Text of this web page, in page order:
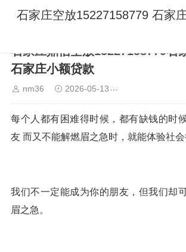
石家庄空放15227158779 石家
石家庄鼎信空放15227158779石
石家庄小额贷款
nm36 2026-05-13
每个人都有困难得时候，都有缺钱的时
友 而又不能解燃眉之急时，就能体验社会
我们不一定能成为你的朋友，但我们却
眉之急。